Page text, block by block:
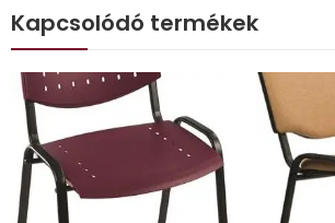
Kapcsolódó termékek